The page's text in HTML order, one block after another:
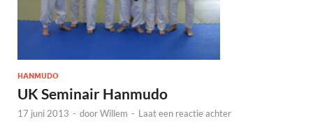
HANMUDO
UK Seminair Hanmudo
17 juni 2013 - doorWillem - Laat een reactie achter